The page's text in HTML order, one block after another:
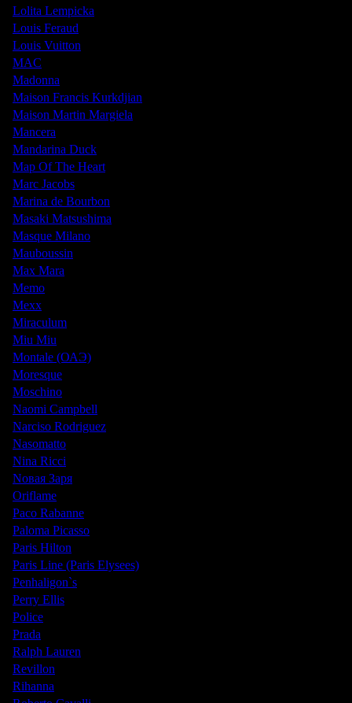
Lolita Lempicka
Louis Feraud
Louis Vuitton
MAC
Madonna
Maison Francis Kurkdjian
Maison Martin Margiela
Mancera
Mandarina Duck
Map Of The Heart
Marc Jacobs
Marina de Bourbon
Masaki Matsushima
Masque Milano
Mauboussin
Max Mara
Memo
Mexx
Miraculum
Miu Miu
Montale (ОАЭ)
Moresque
Moschino
Naomi Campbell
Narciso Rodriguez
Nasomatto
Nina Ricci
Nовая Заря
Oriflame
Paco Rabanne
Paloma Picasso
Paris Hilton
Paris Line (Paris Elysees)
Penhaligon`s
Perry Ellis
Police
Prada
Ralph Lauren
Revillon
Rihanna